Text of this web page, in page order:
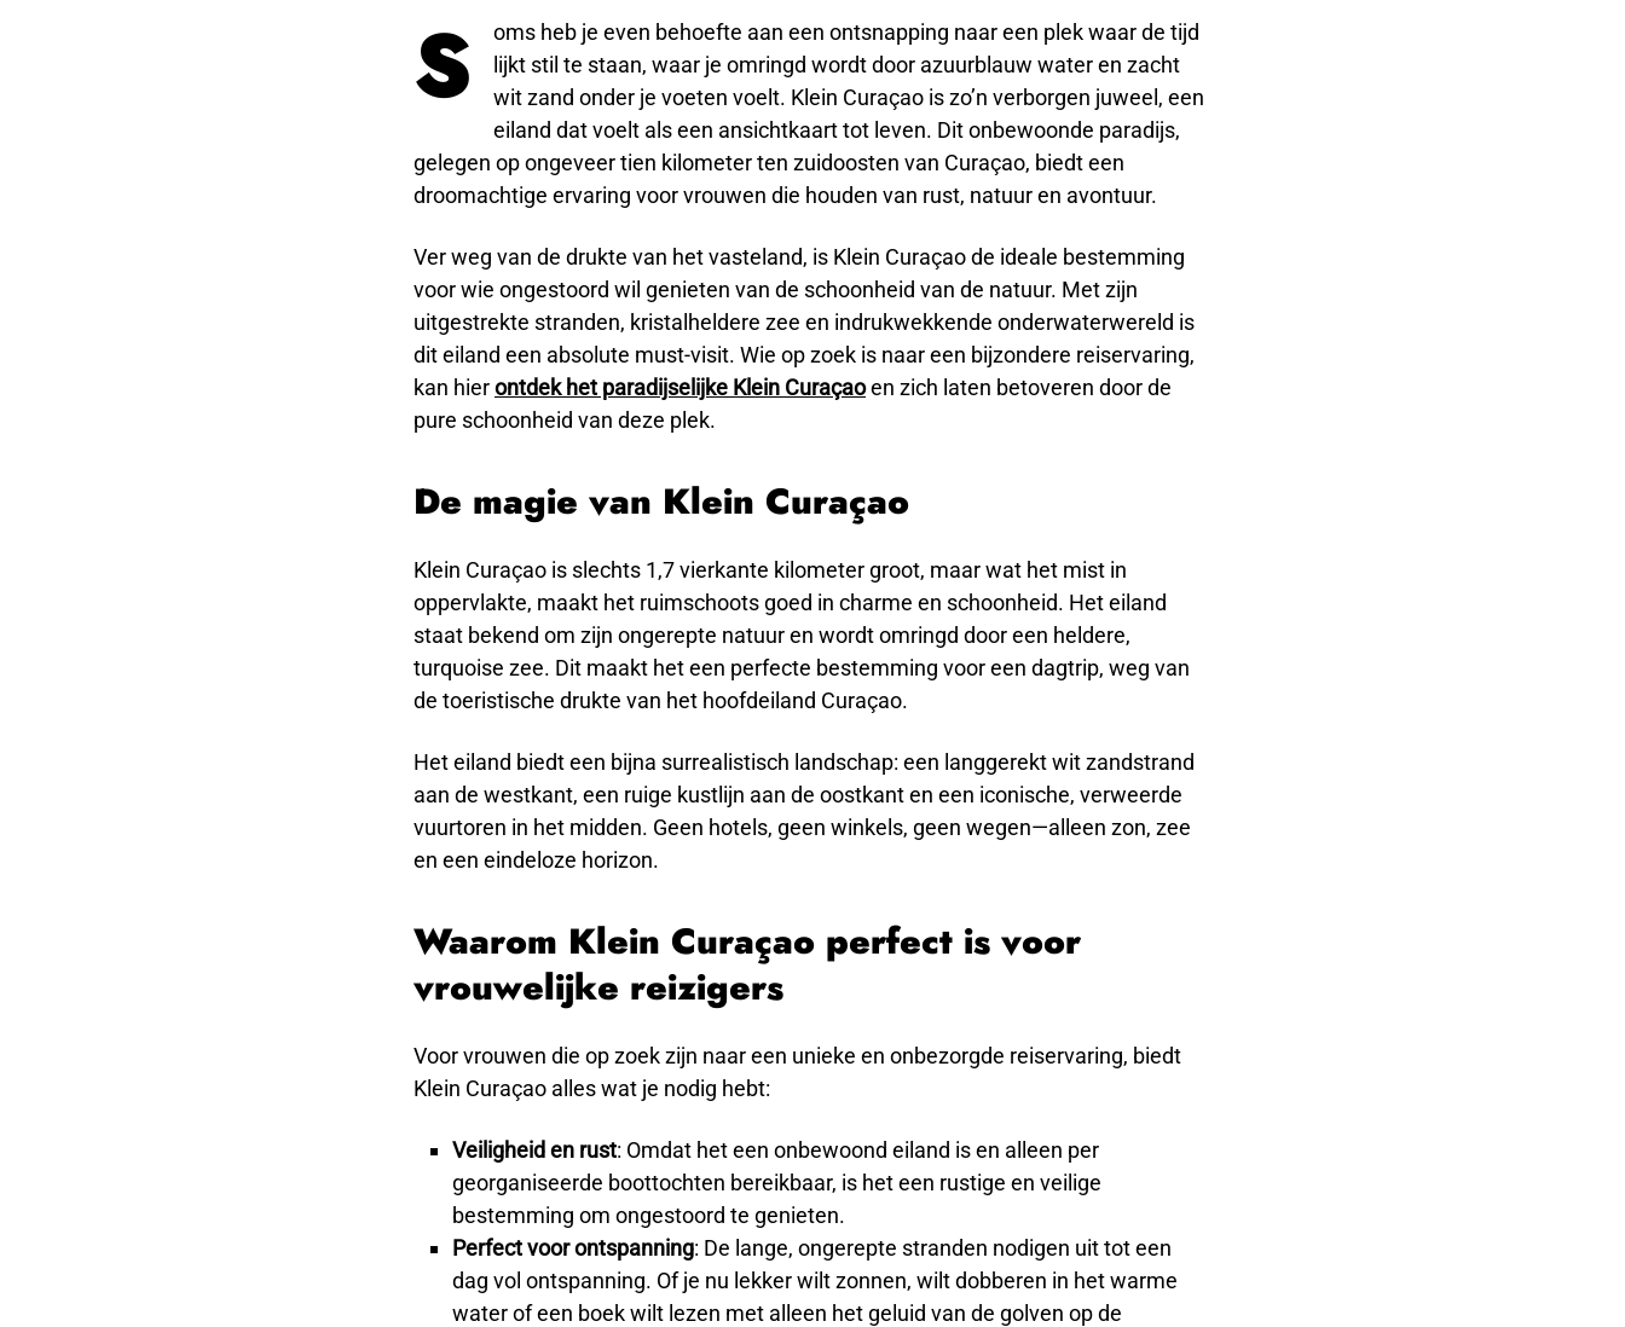
S
oms heb je even behoefte aan een ontsnapping naar een plek waar de tijd
lijkt stil te staan, waar je omringd wordt door azuurblauw water en zacht
wit zand onder je voeten voelt. Klein Curaçao is zo’n verborgen juweel, een
eiland dat voelt als een ansichtkaart tot leven. Dit onbewoonde paradijs,
gelegen op ongeveer tien kilometer ten zuidoosten van Curaçao, biedt een
droomachtige ervaring voor vrouwen die houden van rust, natuur en avontuur.
Ver weg van de drukte van het vasteland, is Klein Curaçao de ideale bestemming
voor wie ongestoord wil genieten van de schoonheid van de natuur. Met zijn
uitgestrekte stranden, kristalheldere zee en indrukwekkende onderwaterwereld is
dit eiland een absolute must-visit. Wie op zoek is naar een bijzondere reiservaring,
kan hierontdek het paradijselijke Klein Curaçaoen zich laten betoveren door de
pure schoonheid van deze plek.
De magie van Klein Curaçao
Klein Curaçao is slechts 1,7 vierkante kilometer groot, maar wat het mist in
oppervlakte, maakt het ruimschoots goed in charme en schoonheid. Het eiland
staat bekend om zijn ongerepte natuur en wordt omringd door een heldere,
turquoise zee. Dit maakt het een perfecte bestemming voor een dagtrip, weg van
de toeristische drukte van het hoofdeiland Curaçao.
Het eiland biedt een bijna surrealistisch landschap: een langgerekt wit zandstrand
aan de westkant, een ruige kustlijn aan de oostkant en een iconische, verweerde
vuurtoren in het midden. Geen hotels, geen winkels, geen wegen—alleen zon, zee
en een eindeloze horizon.
Waarom Klein Curaçao perfect is voor
vrouwelijke reizigers
Voor vrouwen die op zoek zijn naar een unieke en onbezorgde reiservaring, biedt
Klein Curaçao alles wat je nodig hebt:
Veiligheid en rust: Omdat het een onbewoond eiland is en alleen per
georganiseerde boottochten bereikbaar, is het een rustige en veilige
bestemming om ongestoord te genieten.
Perfect voor ontspanning: De lange, ongerepte stranden nodigen uit tot een
dag vol ontspanning. Of je nu lekker wilt zonnen, wilt dobberen in het warme
water of een boek wilt lezen met alleen het geluid van de golven op de